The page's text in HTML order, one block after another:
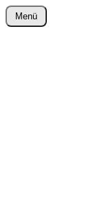
wurster-
Menü
Zum
Inhalt